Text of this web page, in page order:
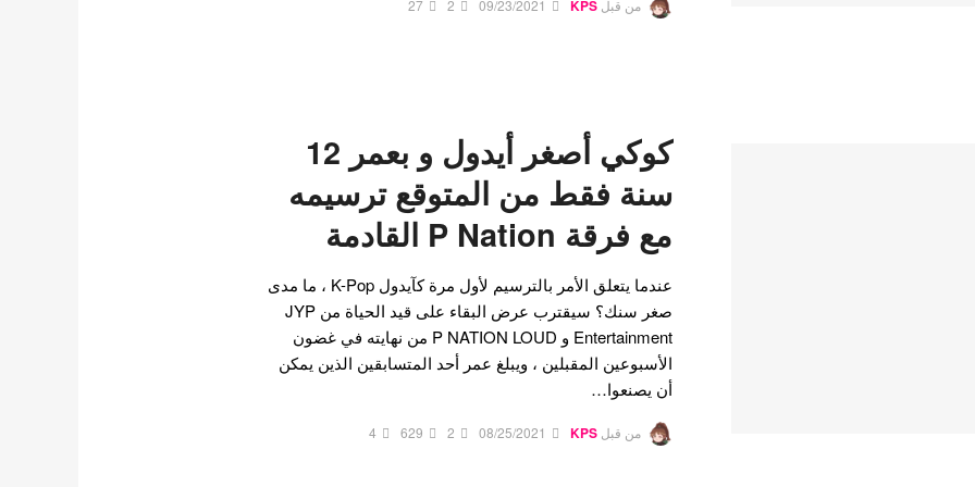
من قبل KPS
09/23/2021
2
27
كوكي أصغر أيدول و بعمر 12
سنة فقط من المتوقع ترسيمه
مع فرقة P Nation القادمة
عندما يتعلق الأمر بالترسيم لأول مرة كآيدول K-Pop ، ما مدى
صغر سنك؟ سيقترب عرض البقاء على قيد الحياة من JYP
Entertainment و P NATION LOUD من نهايته في غضون
الأسبوعين المقبلين ، ويبلغ عمر أحد المتسابقين الذين يمكن
أن يصنعوا…
من قبل KPS
08/25/2021
2
629
4